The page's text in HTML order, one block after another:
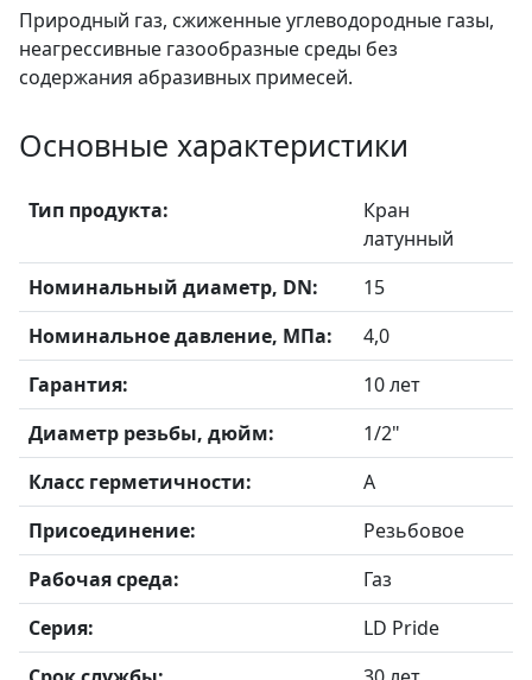
Природный газ, сжиженные углеводородные газы,
неагрессивные газообразные среды без
содержания абразивных примесей.
Основные характеристики
Тип продукта:
Кран
латунный
Номинальный диаметр, DN:
15
Номинальное давление, МПа:
4,0
Гарантия:
10 лет
Диаметр резьбы, дюйм:
1/2"
Класс герметичности:
А
Присоединение:
Резьбовое
Рабочая среда:
Газ
Серия:
LD Pride